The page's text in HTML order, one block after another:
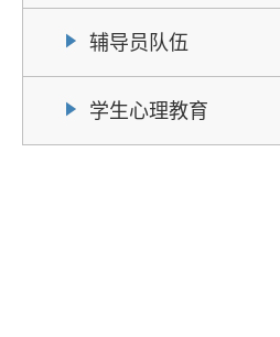
辅导员队伍
学生心理教育